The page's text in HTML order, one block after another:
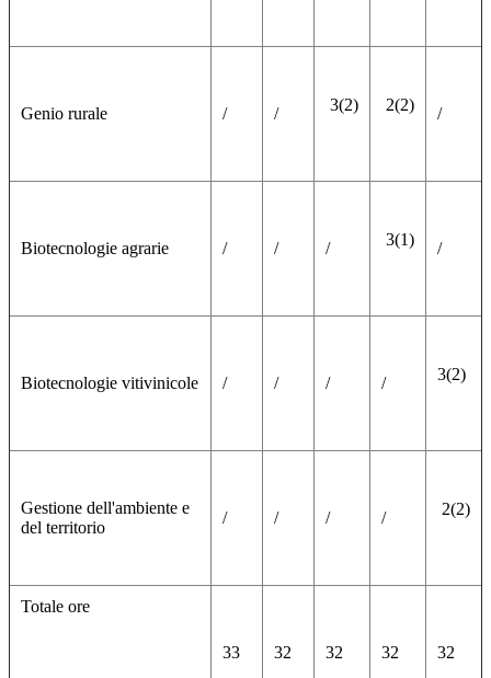
Genio rurale / / 3(2) 2(2) /
Biotecnologie agrarie / / / 3(1) /
Biotecnologie vitivinicole / / / / 3(2)
Gestione dell'ambiente e
del territorio
/ / / / 2(2)
Totale ore
33 32 32 32 32